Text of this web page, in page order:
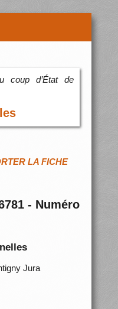
coup d’État de
LA FICHE
- Numéro
Jura